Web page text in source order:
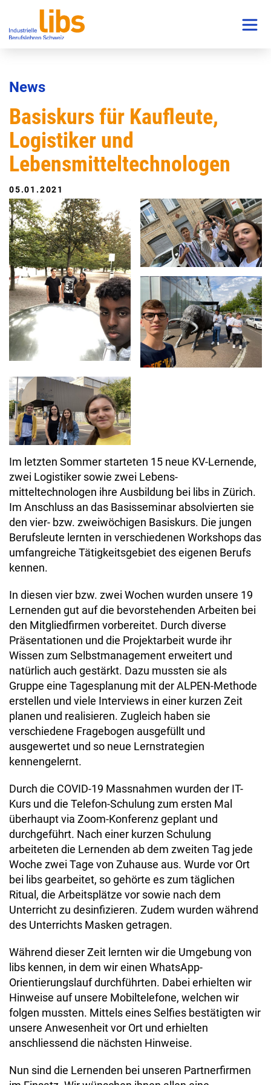
News
Basiskurs für Kaufleute,
Logistiker und
Lebensmitteltechnologen
05.01.2021
Im letzten Sommer starteten 15 neue KV-Lernende,
zwei Logistiker sowie zwei Lebens-
mitteltechnologen ihre Ausbildung bei libs in Zürich.
Im Anschluss an das Basisseminar absolvierten sie
den vier- bzw. zweiwöchigen Basiskurs. Die jungen
Berufsleute lernten in verschiedenen Workshops das
umfangreiche Tätigkeitsgebiet des eigenen Berufs
kennen.
In diesen vier bzw. zwei Wochen wurden unsere 19
Lernenden gut auf die bevorstehenden Arbeiten bei
den Mitgliedfirmen vorbereitet. Durch diverse
Präsentationen und die Projektarbeit wurde ihr
Wissen zum Selbstmanagement erweitert und
natürlich auch gestärkt. Dazu mussten sie als
Gruppe eine Tagesplanung mit der ALPEN-Methode
erstellen und viele Interviews in einer kurzen Zeit
planen und realisieren. Zugleich haben sie
verschiedene Fragebogen ausgefüllt und
ausgewertet und so neue Lernstrategien
kennengelernt.
Durch die COVID-19 Massnahmen wurden der IT-
Kurs und die Telefon-Schulung zum ersten Mal
überhaupt via Zoom-Konferenz geplant und
durchgeführt. Nach einer kurzen Schulung
arbeiteten die Lernenden ab dem zweiten Tag jede
Woche zwei Tage von Zuhause aus. Wurde vor Ort
bei libs gearbeitet, so gehörte es zum täglichen
Ritual, die Arbeitsplätze vor sowie nach dem
Unterricht zu desinfizieren. Zudem wurden während
des Unterrichts Masken getragen.
Während dieser Zeit lernten wir die Umgebung von
libs kennen, in dem wir einen WhatsApp-
Orientierungslauf durchführten. Dabei erhielten wir
Hinweise auf unsere Mobiltelefone, welchen wir
folgen mussten. Mittels eines Selfies bestätigten wir
unsere Anwesenheit vor Ort und erhielten
anschliessend die nächsten Hinweise.
Nun sind die Lernenden bei unseren Partnerfirmen